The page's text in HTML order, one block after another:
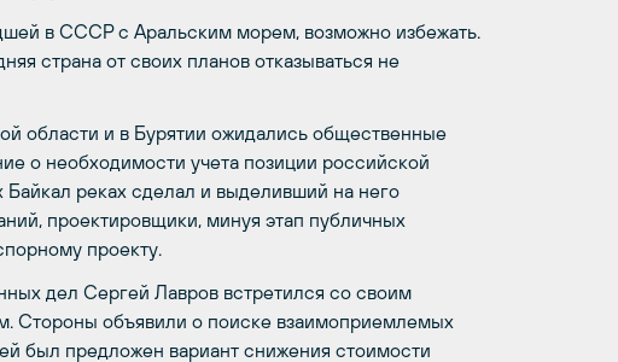
в СССР с Аральским морем, возможно избежать.
страна от своих планов отказываться не
области и в Бурятии ожидались общественные
о необходимости учета позиции российской
реках сделал и выделивший на него
проектировщики, минуя этап публичных
проекту.
дел Сергей Лавров встретился со своим
Стороны объявили о поиске взаимоприемлемых
был предложен вариант снижения стоимости